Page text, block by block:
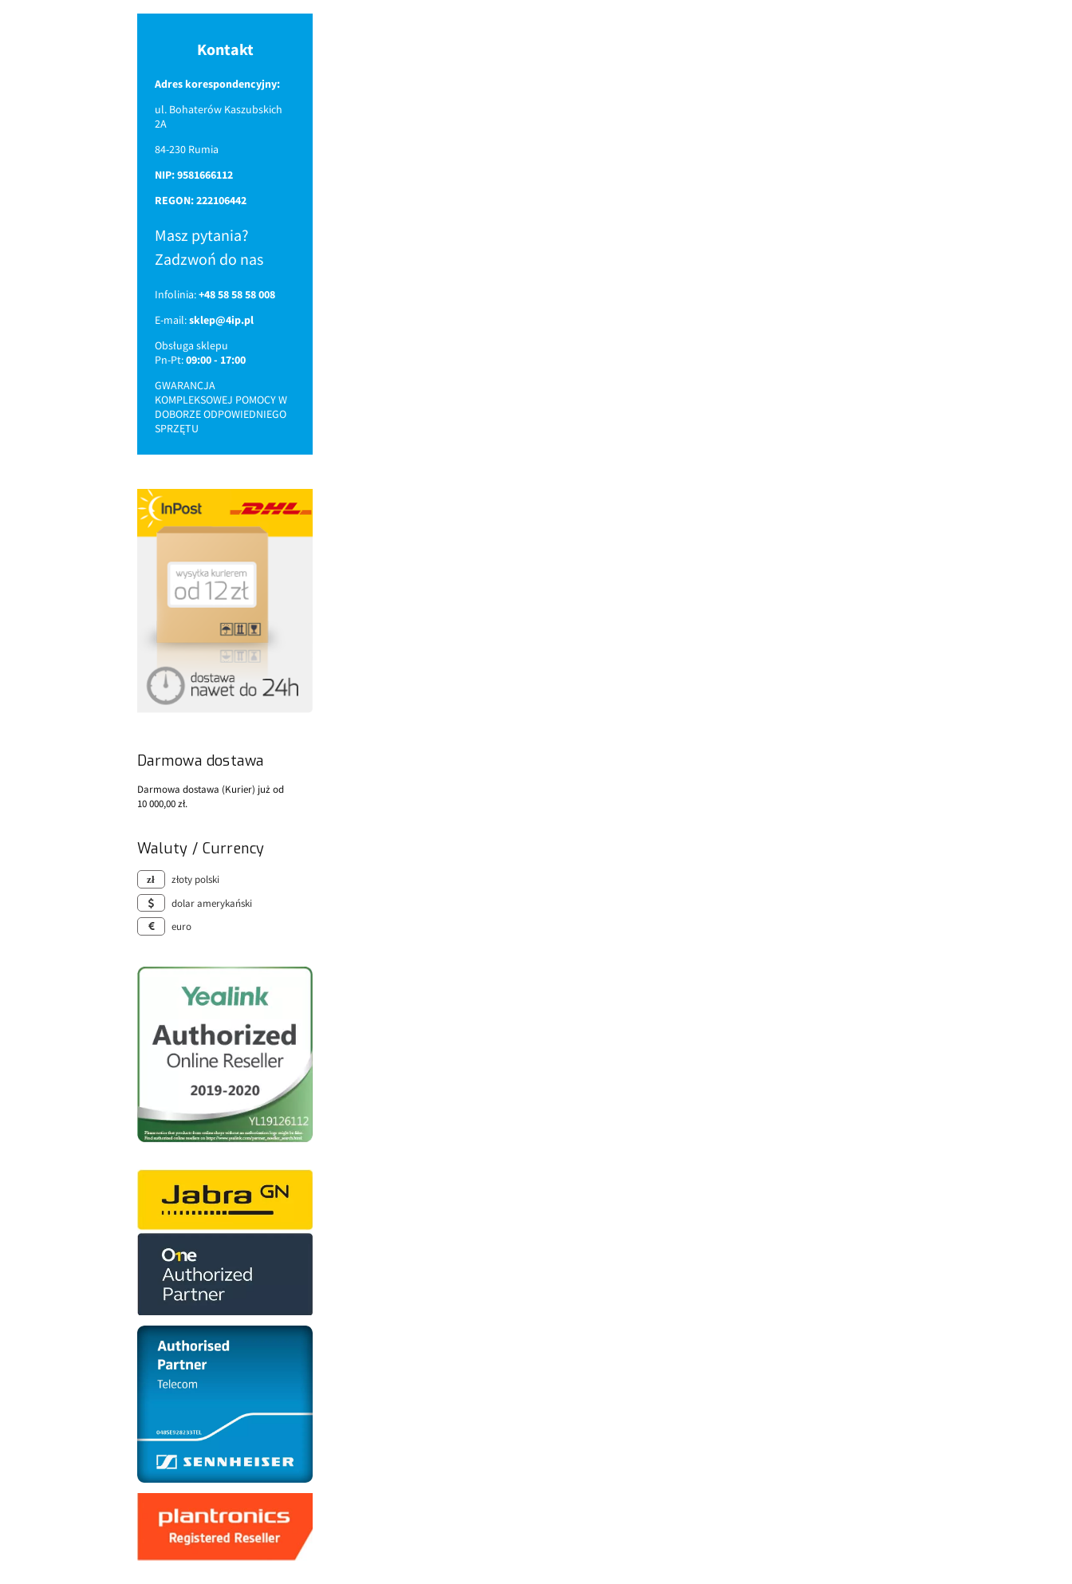
Kontakt
Adres korespondencyjny:
ul. Bohaterów Kaszubskich
2A
84-230 Rumia
NIP: 9581666112
REGON: 222106442
Masz pytania?
Zadzwoń do nas
Infolinia:+48 58 58 58 008
E-mail:sklep@4ip.pl
Obsługa sklepu
Pn-Pt:09:00 - 17:00
GWARANCJA
KOMPLEKSOWEJ POMOCY W
DOBORZE ODPOWIEDNIEGO
SPRZĘTU
Darmowa dostawa
Darmowa dostawa (Kurier) już od
10 000,00 zł.
Waluty / Currency
złoty polski
dolar amerykański
euro